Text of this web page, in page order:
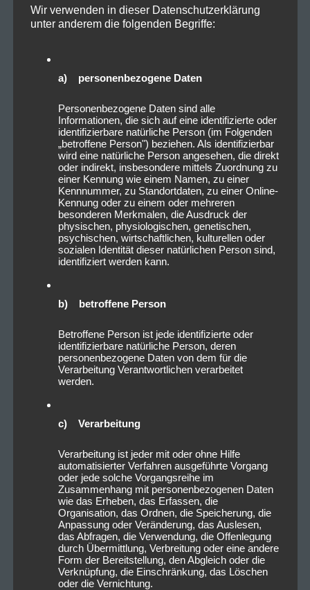
2022_09_01_Existance_DerHirs
ch_Nürnberg_Livesound-11
2022_09_01_Existance_DerHirs
ch_Nürnberg_Livesound-15
Wir verwenden in dieser Datenschutzerklärung
unter anderem die folgenden Begriffe:
a) personenbezogene Daten
Personenbezogene Daten sind alle
Informationen, die sich auf eine identifizierte oder
identifizierbare natürliche Person (im Folgenden
„betroffene Person") beziehen. Als identifizierbar
wird eine natürliche Person angesehen, die direkt
oder indirekt, insbesondere mittels Zuordnung zu
einer Kennung wie einem Namen, zu einer
Kennnummer, zu Standortdaten, zu einer Online-
Kennung oder zu einem oder mehreren
besonderen Merkmalen, die Ausdruck der
physischen, physiologischen, genetischen,
psychischen, wirtschaftlichen, kulturellen oder
sozialen Identität dieser natürlichen Person sind,
identifiziert werden kann.
b) betroffene Person
Betroffene Person ist jede identifizierte oder
identifizierbare natürliche Person, deren
personenbezogene Daten von dem für die
Verarbeitung Verantwortlichen verarbeitet
werden.
c) Verarbeitung
Verarbeitung ist jeder mit oder ohne Hilfe
automatisierter Verfahren ausgeführte Vorgang
oder jede solche Vorgangsreihe im
Zusammenhang mit personenbezogenen Daten
wie das Erheben, das Erfassen, die
Organisation, das Ordnen, die Speicherung, die
Anpassung oder Veränderung, das Auslesen,
das Abfragen, die Verwendung, die Offenlegung
durch Übermittlung, Verbreitung oder eine andere
Form der Bereitstellung, den Abgleich oder die
Verknüpfung, die Einschränkung, das Löschen
oder die Vernichtung.